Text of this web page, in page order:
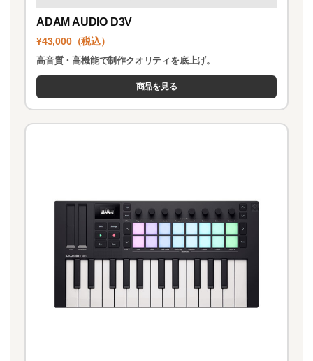
ADAM AUDIO D3V
¥43,000（税込）
高音質・高機能で制作クオリティを底上げ。
商品を見る